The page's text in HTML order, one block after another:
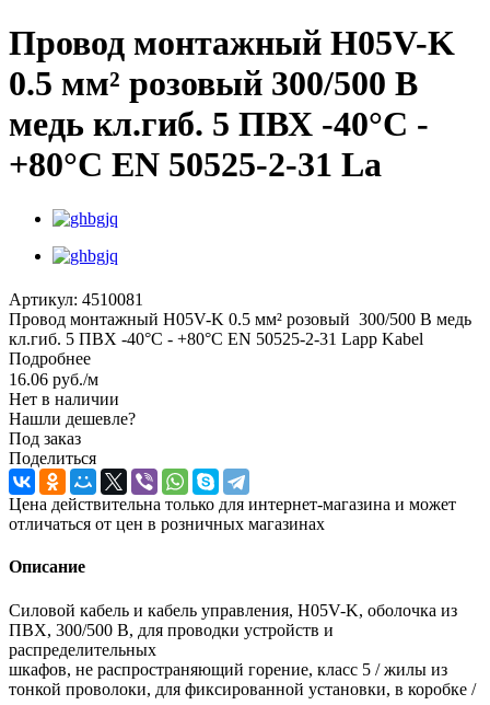
Провод монтажный H05V-K
0.5 мм² розовый 300/500 В
медь кл.гиб. 5 ПВХ -40°C -
+80°C EN 50525-2-31 La
Артикул: 4510081
Провод монтажный H05V-K 0.5 мм² розовый 300/500 В медь
кл.гиб. 5 ПВХ -40°C - +80°C EN 50525-2-31 Lapp Kabel
Подробнее
16.06 руб./м
Нет в наличии
Нашли дешевле?
Под заказ
Поделиться
Цена действительна только для интернет-магазина и может
отличаться от цен в розничных магазинах
Описание
Силовой кабель и кабель управления, H05V-K, оболочка из
ПВХ, 300/500 В, для проводки устройств и
распределительных
шкафов, не распространяющий горение, класс 5 / жилы из
тонкой проволоки, для фиксированной установки, в коробке /